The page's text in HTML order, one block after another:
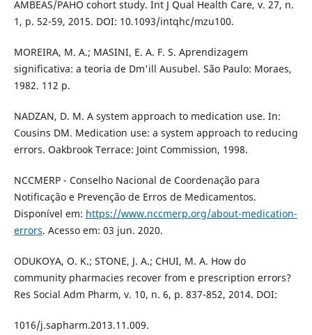
AMBEAS/PAHO cohort study. Int J Qual Health Care, v. 27, n.
1, p. 52-59, 2015. DOI: 10.1093/intqhc/mzu100.
MOREIRA, M. A.; MASINI, E. A. F. S. Aprendizagem
significativa: a teoria de Dm'ill Ausubel. São Paulo: Moraes,
1982. 112 p.
NADZAN, D. M. A system approach to medication use. In:
Cousins DM. Medication use: a system approach to reducing
errors. Oakbrook Terrace: Joint Commission, 1998.
NCCMERP - Conselho Nacional de Coordenação para
Notificação e Prevenção de Erros de Medicamentos.
Disponível em: https://www.nccmerp.org/about-medication-
errors. Acesso em: 03 jun. 2020.
ODUKOYA, O. K.; STONE, J. A.; CHUI, M. A. How do
community pharmacies recover from e prescription errors?
Res Social Adm Pharm, v. 10, n. 6, p. 837-852, 2014. DOI:
1016/j.sapharm.2013.11.009.